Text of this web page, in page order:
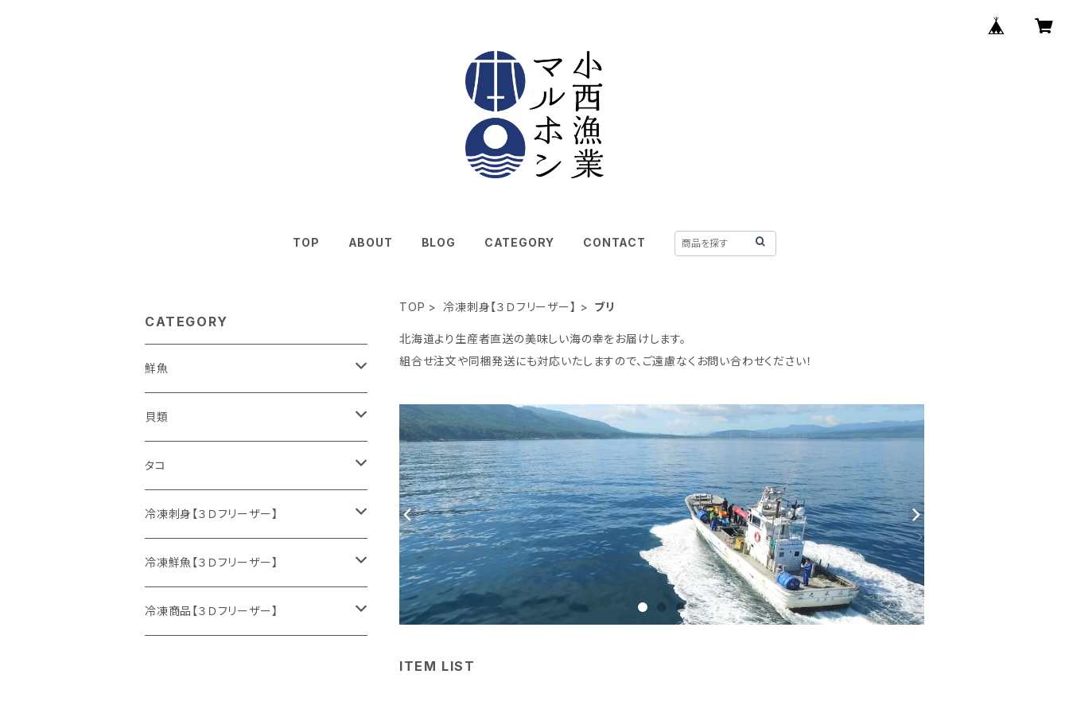
TOP ABOUT BLOG CATEGORY CONTACT
TOP 冷凍刺身【３Ｄフリーザー】 ブリ
北海道より生産者直送の美味しい海の幸をお届けします。
組合せ注文や同梱発送にも対応いたしますので、ご遠慮なくお問い合わせください！
ITEM LIST
CATEGORY
鮮魚
鮮魚セット
サケ
サクラマス
特別セット
マダラ
貝類
ホタテ
カキ
タコ
ミズダコ
冷凍刺身【３Ｄフリーザー】
ニシン
刺身セット
冷凍鮮魚【３Ｄフリーザー】
鮮魚セット
冷凍商品【３Ｄフリーザー】